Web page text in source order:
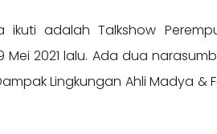
adalah Talkshow
2021 lalu. Ada dua
Lingkungan Ahli Madya &